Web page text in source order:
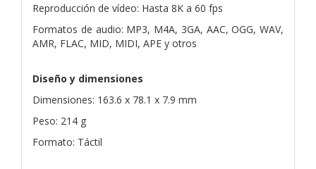
Reproducción de vídeo: Hasta 8K a 60 fps
Formatos de audio: MP3, M4A, 3GA, AAC, OGG, WAV,
AMR, FLAC, MID, MIDI, APE y otros
Diseño y dimensiones
Dimensiones: 163.6 x 78.1 x 7.9 mm
Peso: 214 g
Formato: Táctil